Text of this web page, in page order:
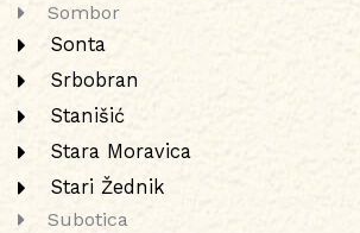
Sombor
Sonta
Srbobran
Stanišić
Stara Moravica
Stari Žednik
Subotica